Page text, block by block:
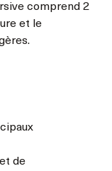
comprend 2
et le
de